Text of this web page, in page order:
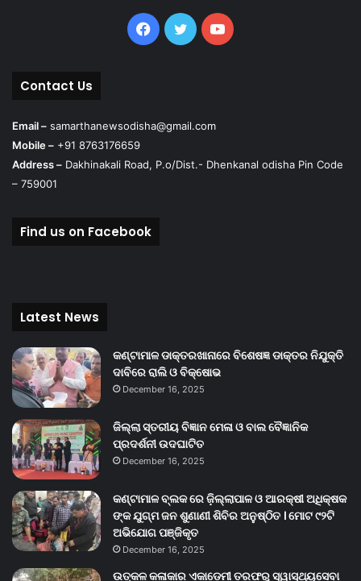
Facebook
TwitterYouTube
Contact Us
Email – samarthanewsodisha@gmail.com
Mobile – +91 8763176659
Address – Dakhinakali Road, P.o/Dist.- Dhenkanal odisha Pin Code
– 759001
Find us on Facebook
Latest News
କଣ୍ଟାମାଳ ଡାକ୍ତରଖାନାରେ ବିଶେଷଜ୍ଞ ଡାକ୍ତର ନିଯୁକ୍ତି
ଦାବିରେ ରାଲି ଓ ବିକ୍ଷୋଭ
December 16, 2025
ଜିଲ୍ଲା ସ୍ତରୀୟ ବିଜ୍ଞାନ ମେଳା ଓ ବାଲ ବୈଜ୍ଞାନିକ
ପ୍ରଦର୍ଶନୀ ଉଦଘାଟିତ
December 16, 2025
କଣ୍ଟାମାଳ ବ୍ଲକ ରେ ଜ଼ିଲ୍ଲାପାଳ ଓ ଆରକ୍ଷୀ ଅଧିକ୍ଷକ
ଙ୍କ ଯୁଗ୍ମ ଜନ ଶୁଣାଣୀ ଶିବିର ଅନୁଷ୍ଠିତ । ମୋଟ ୯୨ଟି
ଅଭିଯୋଗ ପଞ୍ଜିକୃତ
December 16, 2025
ଉତ୍କଳ କଳାକାର ଏକାଡେମୀ ତରଫରୁ ସ୍ୱାସ୍ଥ୍ୟସେବା